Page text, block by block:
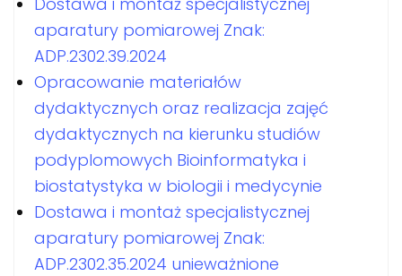
aparatury pomiarowej Znak:
ADP.2302.39.2024
Opracowanie materiałów
dydaktycznych oraz realizacja zajęć
dydaktycznych na kierunku studiów
podyplomowych Bioinformatyka i
biostatystyka w biologii i medycynie
Dostawa i montaż specjalistycznej
aparatury pomiarowej Znak:
ADP.2302.35.2024 unieważnione